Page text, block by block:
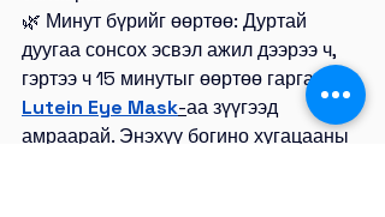
🌿 Минут бүрийг өөртөө: Дуртай
дуугаа сонсох эсвэл ажил дээрээ ч,
гэртээ ч 15 минутыг өөртөө гарган
Lutein Eye Mask-аа зүүгээд
амраарай. Энэхүү богино хугацааны